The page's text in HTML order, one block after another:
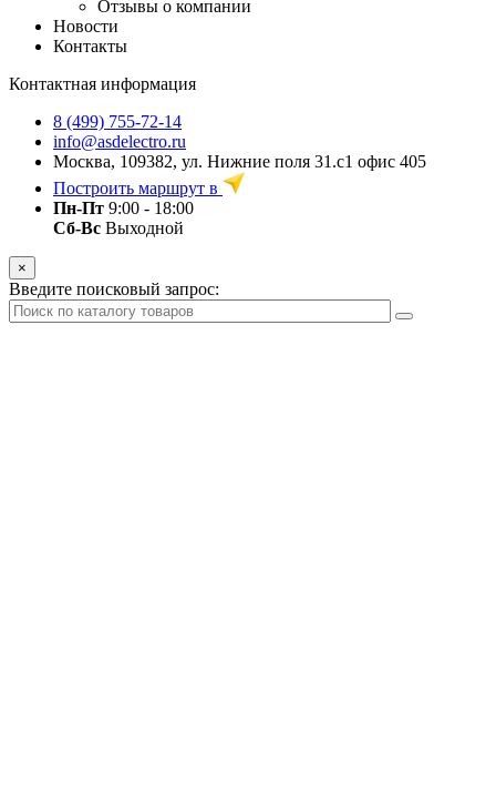
Отзывы о компании
Новости
Контакты
Контактная информация
8 (499) 755-72-14
info@asdelectro.ru
Москва, 109382, ул. Нижние поля 31.с1 офис 405
Построить маршрут в
Пн-Пт 9:00 - 18:00
Сб-Вс Выходной
×
Введите поисковый запрос: